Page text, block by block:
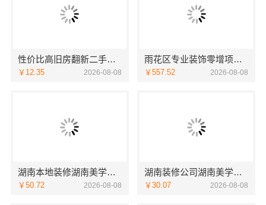
性价比高旧房翻新二手房案例，苏州兔哥哥智装新材料
￥12.35 2026-08-08
雨花区专业装饰零增项承诺，湖南创益讯建筑有限公司靠谱
￥557.52 2026-08-08
湖南本地装修湖南美学筑家建材商铺装修，湖南美学筑家建材高效交付
￥50.72 2026-08-08
湖南装修公司湖南美学筑家建材老房翻新，湖南美学筑家建材让旧房焕新
￥30.07 2026-08-08